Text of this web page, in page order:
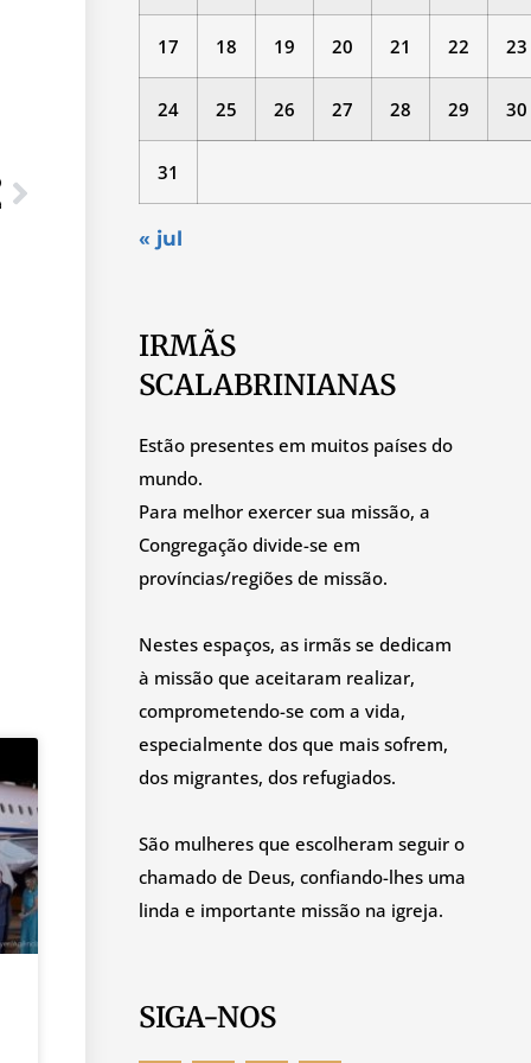
17 18 19 20 21 22 23
24 25 26 27 28 29 30
31
« jul
IRMÃS
SCALABRINIANAS
Estão presentes em muitos países do
mundo.
Para melhor exercer sua missão, a
Congregação divide-se em
províncias/regiões de missão.
Nestes espaços, as irmãs se dedicam
à missão que aceitaram realizar,
comprometendo-se com a vida,
especialmente dos que mais sofrem,
dos migrantes, dos refugiados.
São mulheres que escolheram seguir o
chamado de Deus, confiando-lhes uma
linda e importante missão na igreja.
SIGA-NOS